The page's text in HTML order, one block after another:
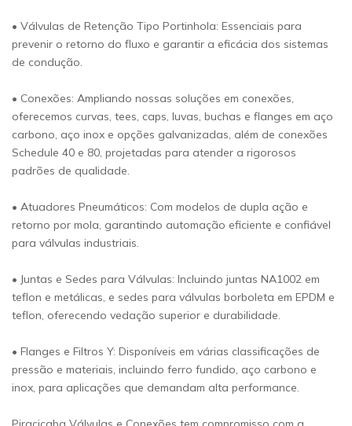
• Válvulas de Retenção Tipo Portinhola: Essenciais para
prevenir o retorno do fluxo e garantir a eficácia dos sistemas
de condução.
• Conexões: Ampliando nossas soluções em conexões,
oferecemos curvas, tees, caps, luvas, buchas e flanges em aço
carbono, aço inox e opções galvanizadas, além de conexões
Schedule 40 e 80, projetadas para atender a rigorosos
padrões de qualidade.
• Atuadores Pneumáticos: Com modelos de dupla ação e
retorno por mola, garantindo automação eficiente e confiável
para válvulas industriais.
• Juntas e Sedes para Válvulas: Incluindo juntas NA1002 em
teflon e metálicas, e sedes para válvulas borboleta em EPDM e
teflon, oferecendo vedação superior e durabilidade.
• Flanges e Filtros Y: Disponíveis em várias classificações de
pressão e materiais, incluindo ferro fundido, aço carbono e
inox, para aplicações que demandam alta performance.